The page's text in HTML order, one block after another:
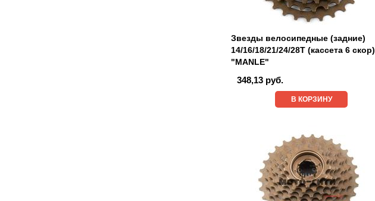
Звезды велосипедные (задние)
14/16/18/21/24/28T (кассета 6 скор)
"MANLE"
348,13 руб.
В КОРЗИНУ